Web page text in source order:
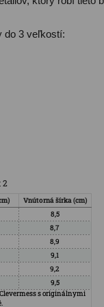
do 3 veľkostí: